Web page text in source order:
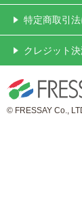
特定商取引
クレジット
© FRESSAY Co.,